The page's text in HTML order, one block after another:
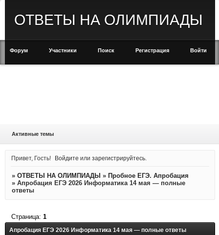
ОТВЕТЫ НА ОЛИМПИАДЫ
Форум Участники Поиск Регистрация Войти
Активные темы
Привет, Гость! Войдите илизарегистрируйтесь
» ОТВЕТЫ НА ОЛИМПИАДЫ » Пробное ЕГЭ. Апробация
» Апробация ЕГЭ 2026 Информатика 14 мая — полные
ответы
Апробация ЕГЭ 2026 Информатика 14 мая — полные ответы
Страница: 1